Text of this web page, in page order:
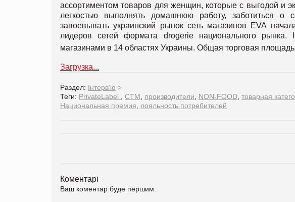
ассортиментом товаров для женщин, которые с выгодой и
легкостью выполнять домашнюю работу, заботиться
завоевывать украинский рынок сеть магазинов EVA
лидеров сетей формата drogerie национального
магазинами в 14 областях Украины. Общая торговая
Загрузка...
Раздел: Інтерв'ю >
Теги: PrivateLabel , СТМ, производители, NON-FOOD, товарная
Национальная премия, лояльность потребителей
Коментарі
Ваш коментар буде першим.